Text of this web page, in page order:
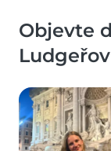
Objevte